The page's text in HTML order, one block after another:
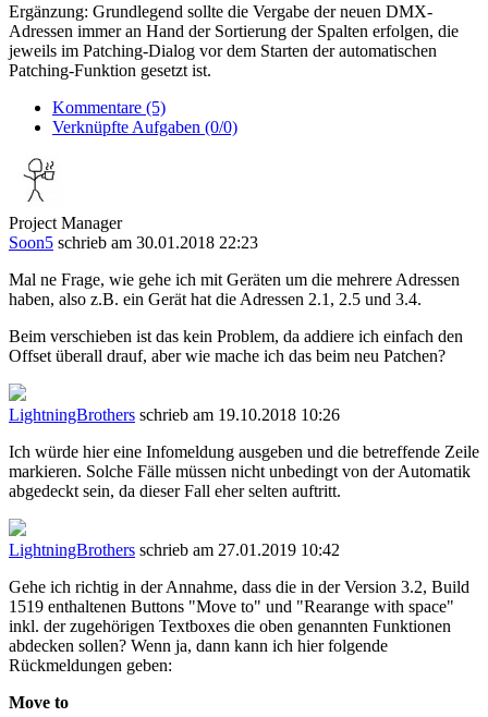
Ergänzung: Grundlegend sollte die Vergabe der neuen DMX-
Adressen immer an Hand der Sortierung der Spalten erfolgen, die
jeweils im Patching-Dialog vor dem Starten der automatischen
Patching-Funktion gesetzt ist.
Kommentare (5)
Verknüpfte Aufgaben (0/0)
Project Manager
Soon5 schrieb am 30.01.2018 22:23
Mal ne Frage, wie gehe ich mit Geräten um die mehrere Adressen
haben, also z.B. ein Gerät hat die Adressen 2.1, 2.5 und 3.4.
Beim verschieben ist das kein Problem, da addiere ich einfach den
Offset überall drauf, aber wie mache ich das beim neu Patchen?
LightningBrothers schrieb am 19.10.2018 10:26
Ich würde hier eine Infomeldung ausgeben und die betreffende Zeile
markieren. Solche Fälle müssen nicht unbedingt von der Automatik
abgedeckt sein, da dieser Fall eher selten auftritt.
LightningBrothers schrieb am 27.01.2019 10:42
Gehe ich richtig in der Annahme, dass die in der Version 3.2, Build
1519 enthaltenen Buttons "Move to" und "Rearange with space"
inkl. der zugehörigen Textboxes die oben genannten Funktionen
abdecken sollen? Wenn ja, dann kann ich hier folgende
Rückmeldungen geben:
Move to